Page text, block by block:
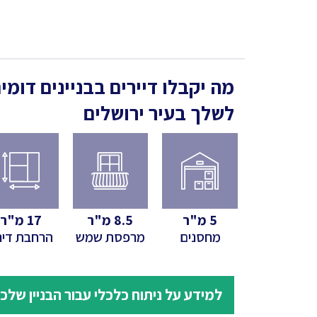
מה יקבלו דיירים בבניינים
לשלך בעיר ירושלים
5 מ"ר
מחסנים
8.5 מ"ר
מרפסת שמש
17 מ"ר
הרחבת
למידע על ניתוח כלכלי עבור הבניין